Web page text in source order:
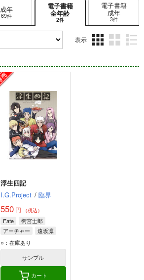
成年
69件
電子書籍
全年齢
2件
電子書籍
成年
3件
表示
ム
ム
ム
浮生四記
I.G.Project / 臨界
550 円 （税込）
Fate
衛宮士郎
アーチャー
遠坂凛
○：在庫あり
サンプル
カート